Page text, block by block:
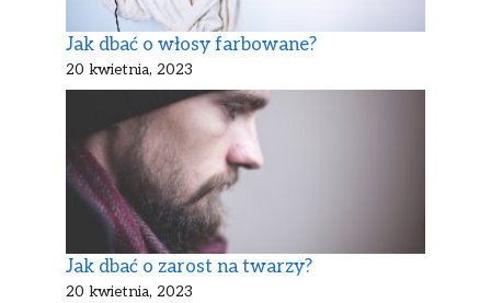
Jak dbać o włosy farbowane?
20 kwietnia, 2023
Jak dbać o zarost na twarzy?
20 kwietnia, 2023